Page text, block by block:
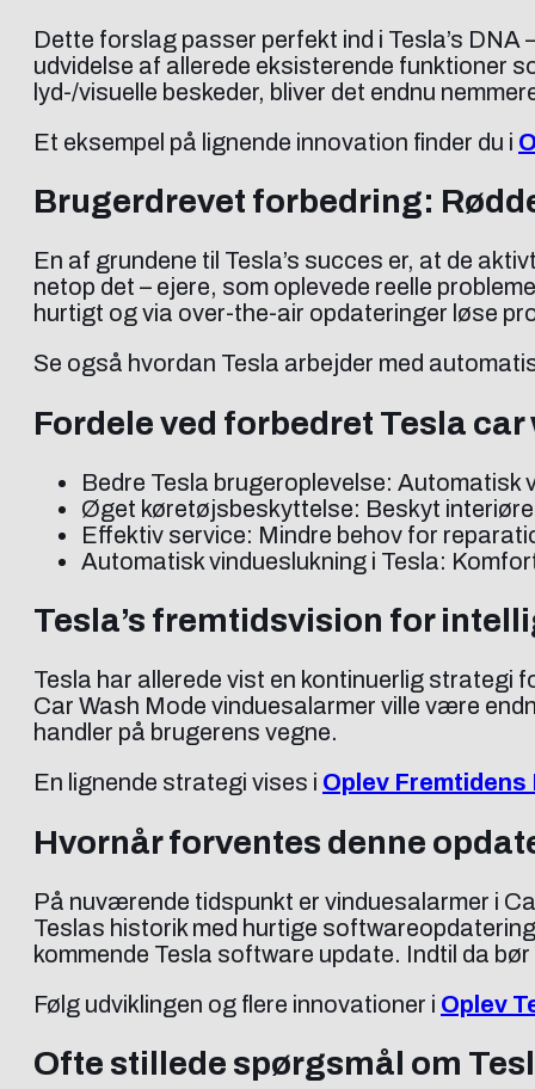
Dette forslag passer perfekt ind i Tesla’s
udvidelse af allerede eksisterende funktioner
lyd-/visuelle beskeder, bliver det endnu
Et eksempel på lignende innovation finder du i
Brugerdrevet forbedring:
En af grundene til Tesla’s succes er, at de
netop det – ejere, som oplevede reelle
hurtigt og via over-the-air opdateringer løse
Se også hvordan Tesla arbejder med
Fordele ved forbedret Tesla car
Bedre Tesla brugeroplevelse:
Øget køretøjsbeskyttelse: Beskyt
Effektiv service: Mindre behov for
Automatisk vindueslukning i Tesla:
Tesla’s fremtidsvision for
Tesla har allerede vist en kontinuerlig
Car Wash Mode vinduesalarmer ville være
handler på brugerens vegne.
En lignende strategi vises i Oplev
Hvornår forventes denne
På nuværende tidspunkt er vinduesalarmer i
Teslas historik med hurtige
kommende Tesla software update. Indtil da
Følg udviklingen og flere innovationer i Oplev
Ofte stillede spørgsmål om